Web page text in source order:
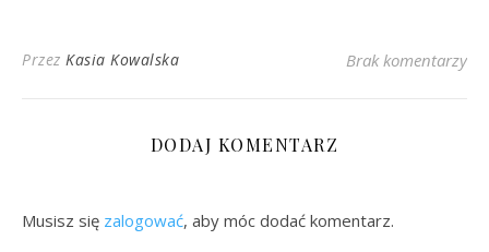
Przez Kasia Kowalska Brak komentarzy
DODAJ KOMENTARZ
Musisz się zalogować, aby móc dodać komentarz.